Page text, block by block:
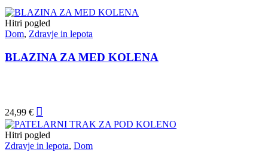
Hitri pogled
Dom, Zdravje in lepota
BLAZINA ZA MED KOLENA
24,99 €
Hitri pogled
Zdravje in lepota, Dom